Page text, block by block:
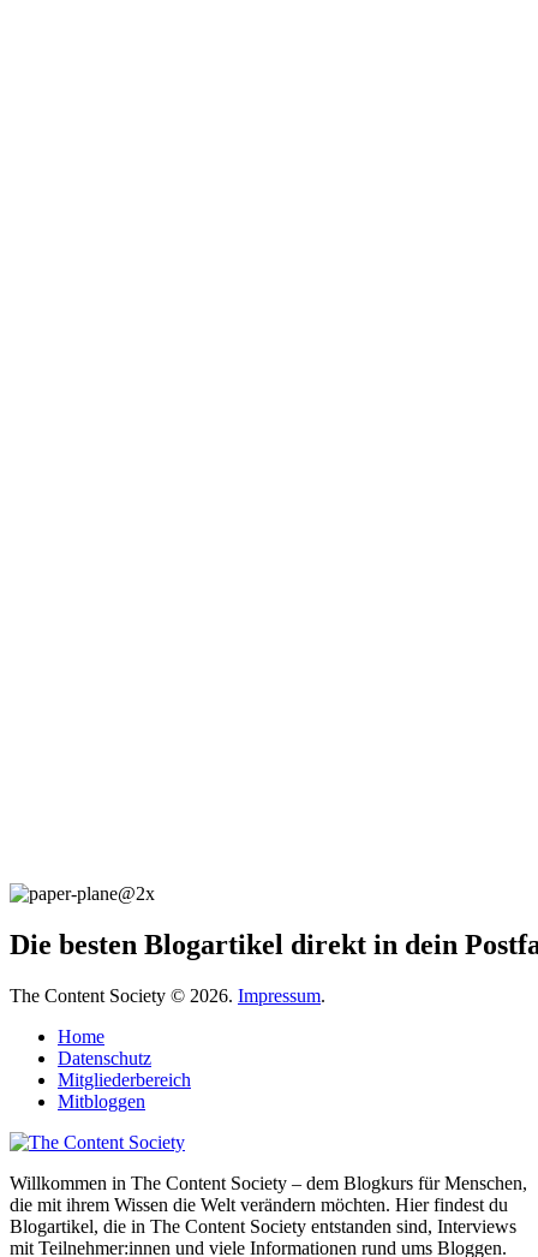
Die besten Blogartikel direkt in dein
The Content Society © 2026. Impressum.
Home
Datenschutz
Mitgliederbereich
Mitbloggen
Willkommen in The Content Society – dem Blogkurs für Menschen,
die mit ihrem Wissen die Welt verändern möchten. Hier findest du
Blogartikel, die in The Content Society entstanden sind, Interviews
mit Teilnehmer:innen und viele Informationen rund ums Bloggen.